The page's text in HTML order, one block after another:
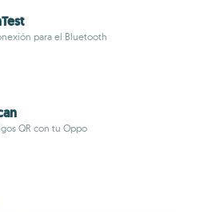
para el Bluetooth
QR con tu Oppo